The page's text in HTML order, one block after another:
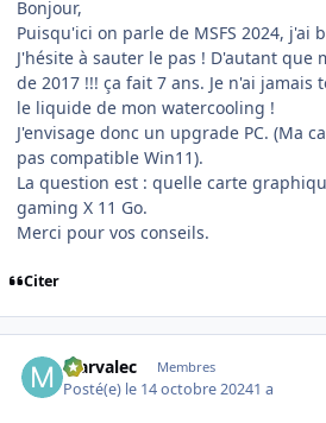
Bonjour,
Puisqu'ici on parle de MSFS 2024, j'ai
J'hésite à sauter le pas ! D'autant que
de 2017 !!! ça fait 7 ans. Je n'ai jamais
le liquide de mon watercooling !
J'envisage donc un upgrade PC. (Ma
pas compatible Win11).
La question est : quelle carte
gaming X 11 Go.
Merci pour vos conseils.
Citer
Marvalec Membres
Posté(e) le 14 octobre 20241 a